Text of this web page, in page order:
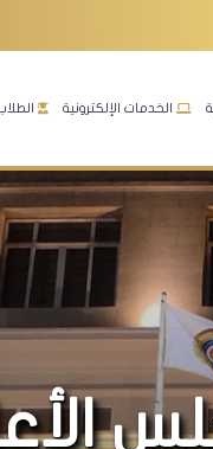
الخدمات الإلكترونية